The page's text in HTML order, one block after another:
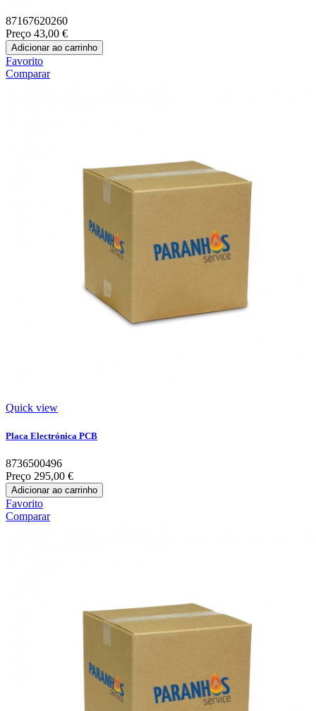
87167620260
Preço 43,00 €
Adicionar ao carrinho
Favorito
Comparar
Quick view
Placa Electrónica PCB
8736500496
Preço 295,00 €
Adicionar ao carrinho
Favorito
Comparar